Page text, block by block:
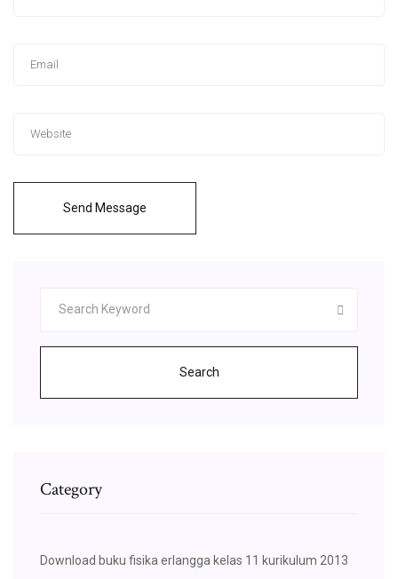
Send Message
Search
Category
Download buku fisika erlangga kelas 11 kurikulum 2013